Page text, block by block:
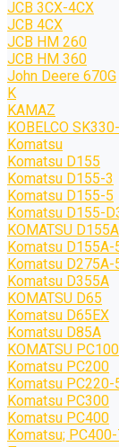
JCB 3CX-4CX
JCB 4CX
JCB HM 260
JCB HM 360
John Deere 670G
K
KAMAZ
KOBELCO
Komatsu
Komatsu D155
Komatsu D155-3
Komatsu D155-5
Komatsu D155-
KOMATSU D155A
Komatsu D155A-
Komatsu D275A-
Komatsu D355A
KOMATSU D65
Komatsu D65EX
Komatsu D85A
KOMATSU PC100
Komatsu PC200
Komatsu PC220-
Komatsu PC300
Komatsu PC400
Komatsu;